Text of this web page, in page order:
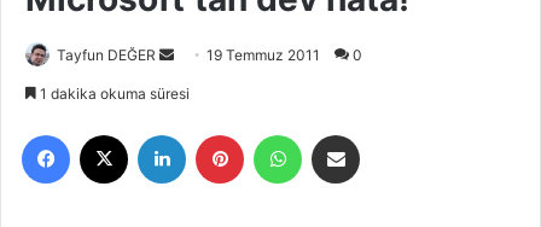
Tayfun DEĞER
e
-
19 Temmuz 2011 0
1 dakika okuma süresi